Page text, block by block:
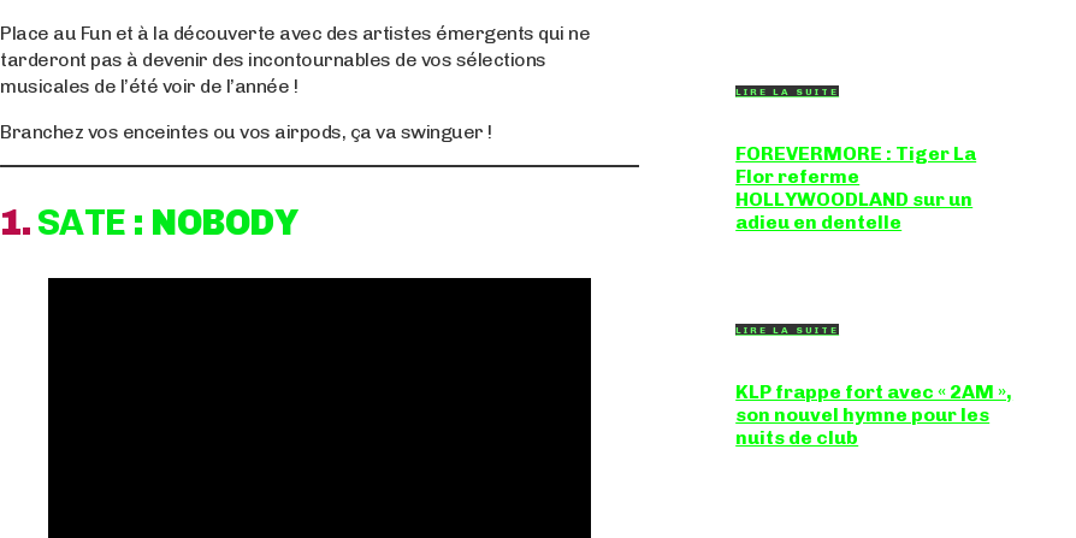
Place au Fun et à la découverte avec des artistes émergents qui ne
tarderont pas à devenir des incontournables de vos sélections
musicales de l’été voir de l’année !
Branchez vos enceintes ou vos airpods, ça va swinguer !
1.SATE : NOBODY
LIRE LA SUITE
FOREVERMORE : Tiger La
Flor referme
HOLLYWOODLAND sur un
adieu en dentelle
LIRE LA SUITE
KLP frappe fort avec « 2AM »,
son nouvel hymne pour les
nuits de club